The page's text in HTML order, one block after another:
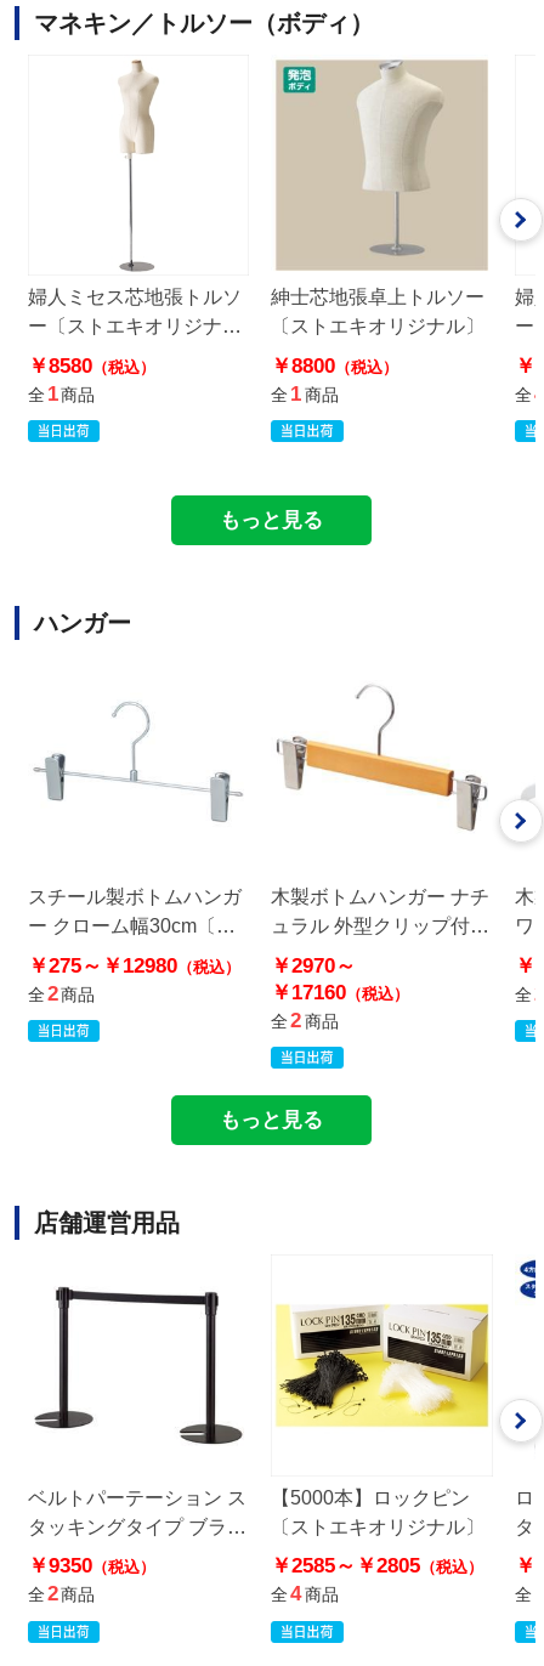
マネキン／トルソー（ボディ）
婦人ミセス芯地張トルソ
ー〔ストエキオリジナ
ル〕
￥8580（税込）
全 1商品
紳士芯地張卓上トルソー
〔ストエキオリジナル〕
￥8800 （税込）
全1商品
婦
ー
ル
￥
全4
もっと見る
ハンガー
スチール製ボトムハンガ
ー クローム幅30cm〔ス
トエキオリジナル〕
￥275～ ￥12980（税込）
全2商品
木製ボトムハンガー ナチ
ュラル 外型クリップ付き
幅30cm (メープル)〔スト
エキオリジナル〕
￥2970～
￥17160 （税込）
全2商品
木
ワ
〔
￥
全2
もっと見る
店舗運営用品
ベルトパーテーション ス
タッキングタイプ ブラッ
ク〔ストエキオリジナ
ル〕
￥9350（税込）
全2商品
【5000本】ロックピン
〔ストエキオリジナル〕
￥2585～ ￥2805 （税込）
全4商品
ロ
タ
エ
レ
￥
全